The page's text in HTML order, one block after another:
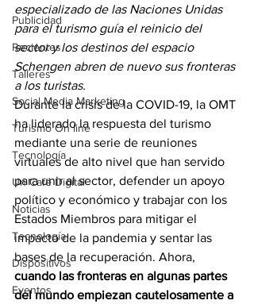
Publicidad
Recientes
Talleres
Social Media Marketing
Turismo On line
Tecnología
Un Café Digital
Noticias
Tecnología
Dispositivos
Eventos
especializado de las Naciones Unidas
para el turismo guía el reinicio del
sector y los destinos del espacio
Schengen abren de nuevo sus fronteras
a los turistas.
Durante la crisis de la COVID-19, la OMT
ha liderado la respuesta del turismo
mediante una serie de reuniones
virtuales de alto nivel que han servido
para unir al sector, defender un apoyo
político y económico y trabajar con los
Estados Miembros para mitigar el
impacto de la pandemia y sentar las
bases de la recuperación. Ahora,
cuando las fronteras en algunas partes
del mundo empiezan cautelosamente a